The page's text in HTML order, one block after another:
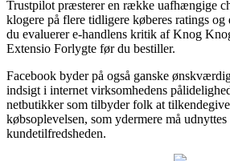
Trustpilot præsterer en række uafhængige
klogere på flere tidligere køberes ratings
du evaluerer e-handlens kritik af Knog
Extensio Forlygte før du bestiller.
Facebook byder på også ganske
indsigt i internet virksomhedens
netbutikker som tilbyder folk at
købsoplevelsen, som ydermere må
kundetilfredsheden.